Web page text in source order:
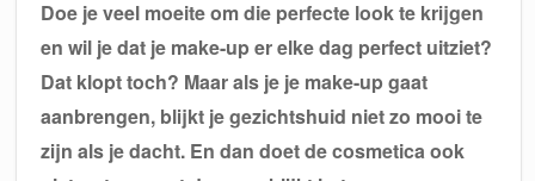
Doe je veel moeite om die perfecte look te krijgen
en wil je dat je make-up er elke dag perfect uitziet?
Dat klopt toch? Maar als je je make-up gaat
aanbrengen, blijkt je gezichtshuid niet zo mooi te
zijn als je dacht. En dan doet de cosmetica ook